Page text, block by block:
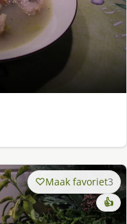
Maak favoriet3
👍